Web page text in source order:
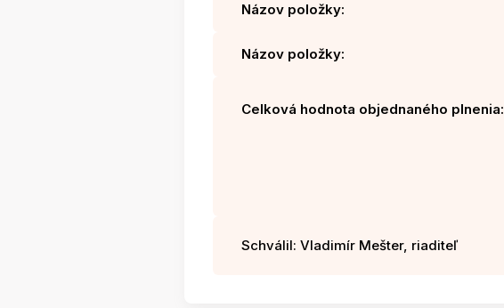
Názov položky:
Názov položky:
Celková hodnota objednaného plnenia:
Schválil: Vladimír Mešter, riaditeľ